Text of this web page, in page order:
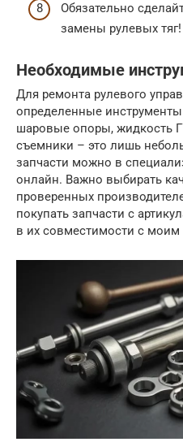
Обязательно
замены рулевых тяг!
Необходимые
Для ремонта рулевого
определенные
шаровые опоры, жидкость
съемники – это лишь
запчасти можно в
онлайн. Важно выбирать
проверенных
покупать запчасти с
в их совместимости с